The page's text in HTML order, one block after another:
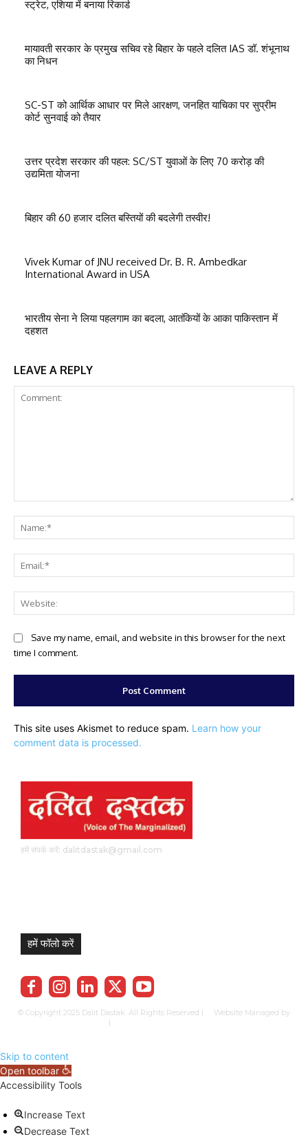
स्ट्रेट, एशिया में बनाया रिकार्ड
मायावती सरकार के प्रमुख सचिव रहे बिहार के पहले दलित IAS डॉ. शंभूनाथ
का निधन
SC-ST को आर्थिक आधार पर मिले आरक्षण, जनहित याचिका पर सुप्रीम
कोर्ट सुनवाई को तैयार
उत्तर प्रदेश सरकार की पहल: SC/ST युवाओं के लिए 70 करोड़ की
उद्यमिता योजना
बिहार की 60 हजार दलित बस्तियों की बदलेगी तस्वीर!
Vivek Kumar of JNU received Dr. B. R. Ambedkar
International Award in USA
भारतीय सेना ने लिया पहलगाम का बदला, आतंकियों के आका पाकिस्तान में
दहशत
LEAVE A REPLY
Save my name, email, and website in this browser for the next
time I comment.
This site uses Akismet to reduce spam. Learn how your
comment data is processed.
हमें संपर्क करें: dalitdastak@gmail.com
हमें फॉलो करें
© Copyright 2025 Dalit Dastak. All Rights Reserved | Website Managed by
|
Skip to content
Open toolbar
Accessibility Tools
Increase Text
Decrease Text